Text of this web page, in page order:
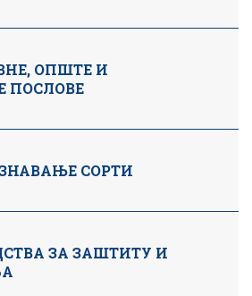
ОПШТЕ И
ПОСЛОВЕ
СОРТИ
ЗА ЗАШТИТУ И